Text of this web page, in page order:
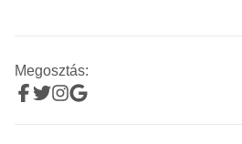
Megosztás: